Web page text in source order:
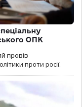
ОПК
провів
проти росії.